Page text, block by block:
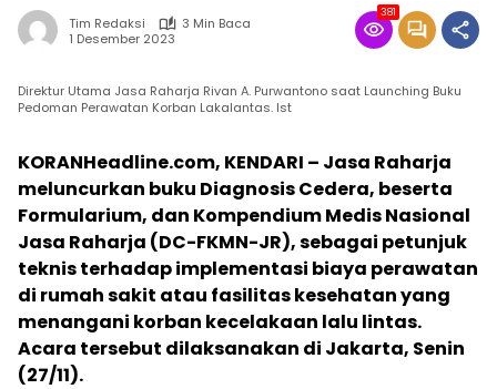
Tim Redaksi
3 Min Baca
1 Desember 2023
381
Direktur Utama Jasa Raharja Rivan A. Purwantono saat Launching Buku
Pedoman Perawatan Korban Lakalantas. Ist
KORANHeadline.com, KENDARI – Jasa Raharja
meluncurkan buku Diagnosis Cedera, beserta
Formularium, dan Kompendium Medis Nasional
Jasa Raharja (DC-FKMN-JR), sebagai petunjuk
teknis terhadap implementasi biaya perawatan
di rumah sakit atau fasilitas kesehatan yang
menangani korban kecelakaan lalu lintas.
Acara tersebut dilaksanakan di Jakarta, Senin
(27/11).